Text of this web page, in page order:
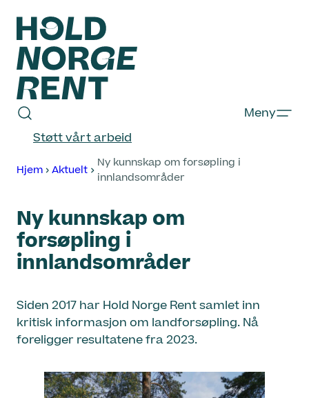
Hopp
innhold
Hold
Norge
Støtt vårt arbeid
Meny
Hjem Aktuelt
Ny kunnskap om forsøpling i
innlandsområder
Ny kunnskap om
forsøpling i
innlandsområder
Siden 2017 har Hold Norge Rent samlet inn
kritisk informasjon om landforsøpling. Nå
foreligger resultatene fra 2023.